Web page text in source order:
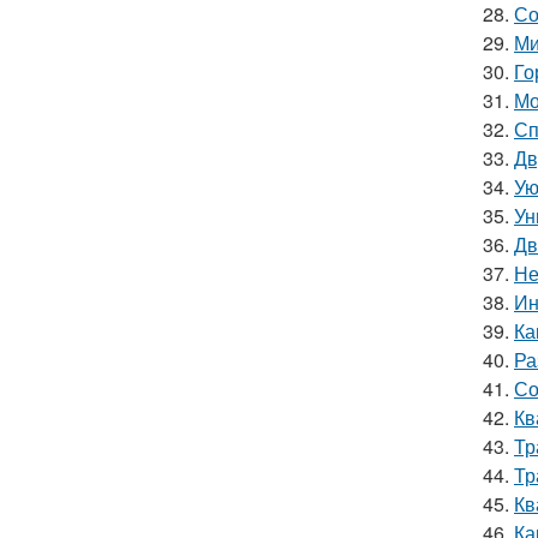
28.
29.
30.
31.
32.
33.
34.
35.
36.
37.
38.
39.
40.
41.
42.
43.
44.
45.